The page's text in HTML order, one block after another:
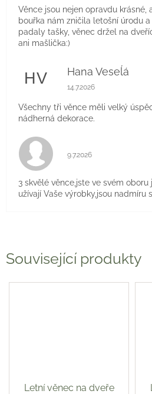
Související produkty
Letní věnec na dveře
Věnce jsou nejen opravdu krásné,
bouřka nám zničila letošní úrodu a
padaly tašky, věnec držel na
ani mašlička:)
HV Hana Veseĺá
Hodnocení obchodu
14.7.2026
Všechny tři věnce měli velký
nádherná dekorace.
Hodnocení obchodu
9.7.2026
3 skvělé věnce,jste ve svém oboru
užívají Vaše výrobky,jsou nadmíru